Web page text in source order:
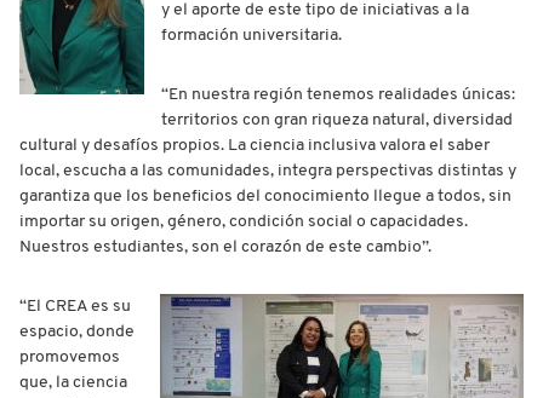
y el aporte de este tipo de iniciativas a la
formación universitaria.
“En nuestra región tenemos realidades únicas:
territorios con gran riqueza natural, diversidad
cultural y desafíos propios. La ciencia inclusiva valora el saber
local, escucha a las comunidades, integra perspectivas distintas y
garantiza que los beneficios del conocimiento llegue a todos, sin
importar su origen, género, condición social o capacidades.
Nuestros estudiantes, son el corazón de este cambio”.
“El CREA es su
espacio, donde
promovemos
que, la ciencia